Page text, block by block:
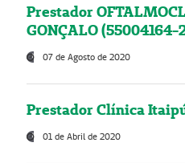
Prestador
GONÇALO (55004164-
07 de Agosto de 2020
Prestador Clínica
01 de Abril de 2020